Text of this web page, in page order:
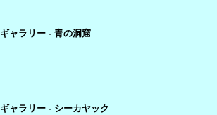
ギャラリー - 青の洞窟
ギャラリー - シーカヤック